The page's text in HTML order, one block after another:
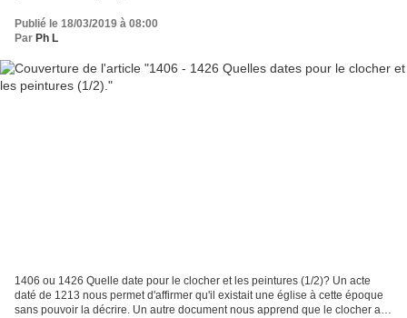
Publié le 18/03/2019 à 08:00
Par Ph L
1406 ou 1426 Quelle date pour le clocher et les peintures (1/2)? Un acte
daté de 1213 nous permet d'affirmer qu'il existait une église à cette époque
sans pouvoir la décrire. Un autre document nous apprend que le clocher a